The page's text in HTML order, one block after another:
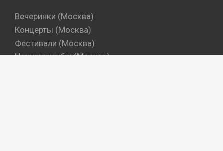
Вечеринки (Москва)
Концерты (Москва)
Фестивали (Москва)
Ночные клубы (Москва)